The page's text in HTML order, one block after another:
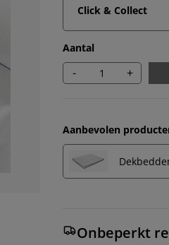
Click & Collect
Aantal
- +
Aanbevolen
Onbeperkt